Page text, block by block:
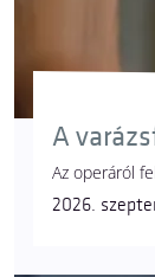
A
Az operáról
2026.